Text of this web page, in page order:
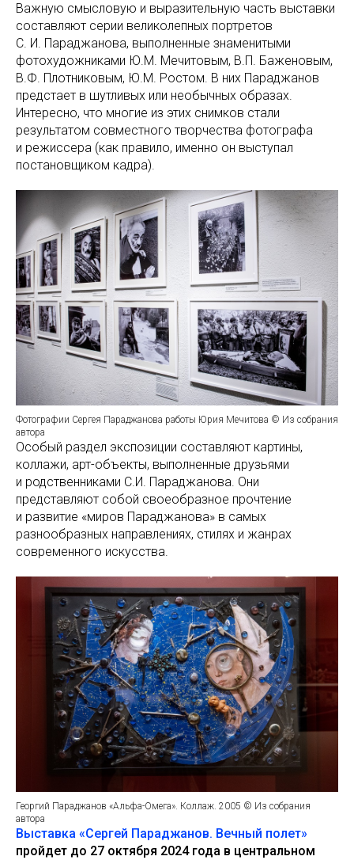
Важную смысловую и выразительную часть выставки
составляют серии великолепных портретов
С. И. Параджанова, выполненные знаменитыми
фотохудожниками Ю.М. Мечитовым, В.П. Баженовым,
В.Ф. Плотниковым, Ю.М. Ростом. В них Параджанов
предстает в шутливых или необычных образах.
Интересно, что многие из этих снимков стали
результатом совместного творчества фотографа
и режиссера (как правило, именно он выступал
постановщиком кадра).
Фотографии Сергея Параджанова работы Юрия Мечитова © Из собрания
автора
Особый раздел экспозиции составляют картины,
коллажи, арт-объекты, выполненные друзьями
и родственниками С.И. Параджанова. Они
представляют собой своеобразное прочтение
и развитие «миров Параджанова» в самых
разнообразных направлениях, стилях и жанрах
современного искусства.
Георгий Параджанов «Альфа-Омега». Коллаж. 2005 © Из собрания
автора
Выставка «Сергей Параджанов. Вечный полет»
пройдет до 27 октября 2024 года в центральном